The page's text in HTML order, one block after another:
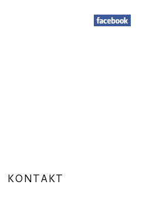
KONTAKT